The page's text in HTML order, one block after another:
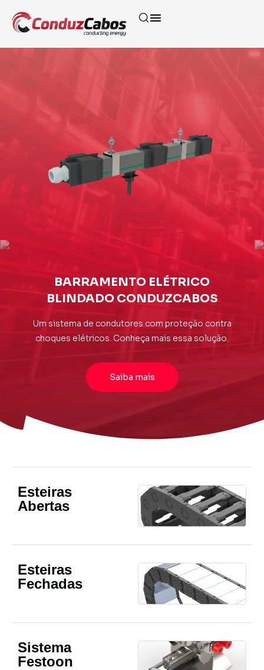
BARRAMENTO ELÉTRICO
BLINDADO CONDUZCABOS
Um sistema de condutores com proteção contra
choques elétricos. Conheça mais essa solução.
Saiba mais
Esteiras
Abertas
Esteiras
Fechadas
Sistema
Festoon